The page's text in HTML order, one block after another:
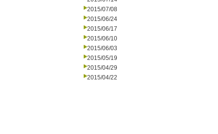
2015/07/08
2015/06/24
2015/06/17
2015/06/10
2015/06/03
2015/05/19
2015/04/29
2015/04/22